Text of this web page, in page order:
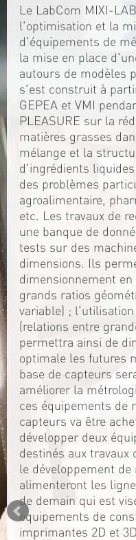
Le LabCom MIXI-
l'optimisation et la
d'équipements de
la mise en place
autours de modèles
s'est construit à
GEPEA et VMI
PLEASURE sur la
matières grasses
mélange et la
d'ingrédients
des problèmes
agroalimentaire,
etc. Les travaux de
une banque de
tests sur des
dimensions. Ils
dimensionnement
grands ratios
variable) ;
(relations entre
permettra ainsi de
optimale les futures
base de capteurs
améliorer la
ces équipements de
capteurs va être
développer deux
destinés aux travaux
le développement
alimenteront les
de demain qui est
équipements de
imprimantes 2D et